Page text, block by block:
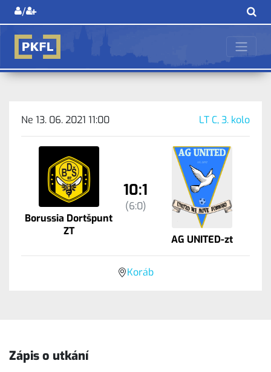
/
Ne 13. 06. 2021 11:00 LT C, 3. kolo
Borussia Dortšpunt
ZT
10:1
(6:0)
AG UNITED-zt
Koráb
Zápis o utkání